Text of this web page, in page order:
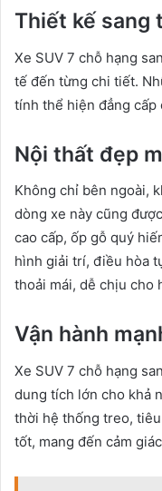
Thiết kế sang
Xe SUV 7 chỗ hạng
tế đến từng chi tiết.
tính thể hiện đẳng cấp
Nội thất đẹp
Không chỉ bên ngoài,
dòng xe này cũng
cao cấp, ốp gỗ quý
hình giải trí, điều hòa
thoải mái, dễ chịu cho
Vận hành
Xe SUV 7 chỗ hạng
dung tích lớn cho khả
thời hệ thống treo,
tốt, mang đến cảm